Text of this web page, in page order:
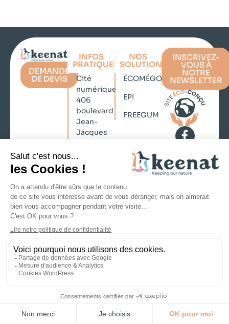
DEMANDE
DE DEVIS
INFOS
PRATIQUES
Cité
numérique
406
boulevard
Jean-
Jacques
Bègles
contact@keenat.com
+33 (0)5
57 35 73
NOS
SOLUTIONS
ÉCOMÉGOT
EPI
FREEGUM
INSCRIVEZ-
VOUS À
NOTRE
NEWSLETTER
No Result
Copyright © 2026 KEENAT, Tous droits
Mentions légales
Politique de confidentialité
CGV